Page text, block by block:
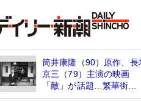
筒井康隆（90）原作、長
京三（79）主演の映画
「敵」が話題…繁華街...